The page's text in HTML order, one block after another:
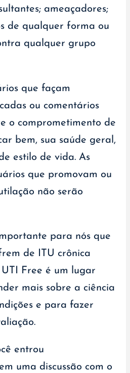
ameaçadores;
de qualquer forma ou
qualquer grupo
que façam
ou comentários
o comprometimento de
bem, sua saúde geral,
estilo de vida. As
que promovam ou
não serão
para nós que
de ITU crônica
Free é um lugar
mais sobre a ciência
e para fazer
entrou
uma discussão com o